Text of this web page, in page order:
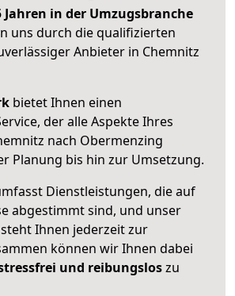
Jahren in der Umzugsbranche
uns durch die qualifizierten
Anbieter in Chemnitz
bietet Ihnen einen
der alle Aspekte Ihres
nach Obermenzing
Planung bis hin zur Umsetzung.
Dienstleistungen, die auf
abgestimmt sind, und unser
Ihnen jederzeit zur
können wir Ihnen dabei
und reibungsloszu